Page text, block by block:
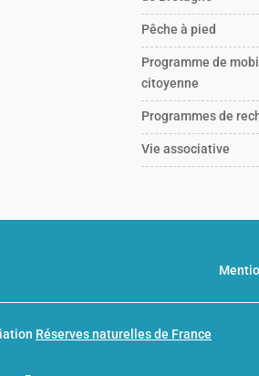
Pêche à pied
Programme de
citoyenne
Programmes de
Vie associative
Réserves naturelles de France